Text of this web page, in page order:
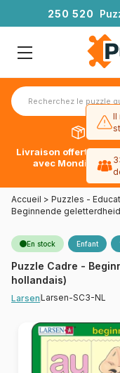
250 520
Livraison offerte dès
avec Mondial
Accueil > Puzzles -
Beginnende
En stock Enfant
Puzzle Cadre -
hollandais)
LarsenLarsen-SC3-NL
Il